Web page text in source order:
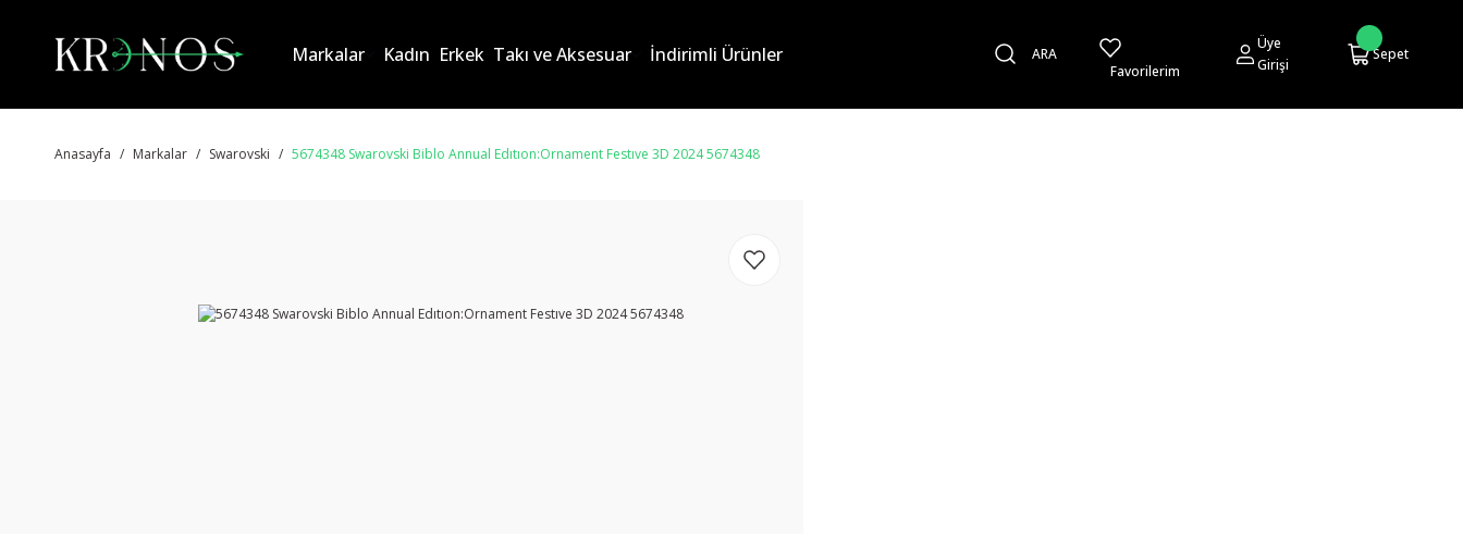
Markalar Kadın Erkek Takı ve Aksesuar İndirimli Ürünler
ARA
Favorilerim
Üye
Girişi
Sepet
Anasayfa Markalar Swarovski 5674348 Swarovski Biblo Annual Edıtıon:Ornament Festıve 3D 2024 5674348